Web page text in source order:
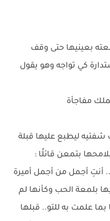
بعينيها حتى وقف
كي تواجه وهو يقول
مفاجأة
ليطبع عليها قبلة
بتمعن قائلًا :
أنتِ أجمل من أجمل أميرة
بلمعة الحب وكأنها لم
بما علمت به للتو.. قبلها